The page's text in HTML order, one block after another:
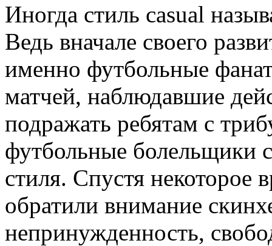
Иногда стиль casual
Ведь вначале своего
именно футбольные
матчей, наблюдавшие
подражать ребятам с
футбольные болельщики
стиля. Спустя некоторое
обратили внимание
непринужденность,